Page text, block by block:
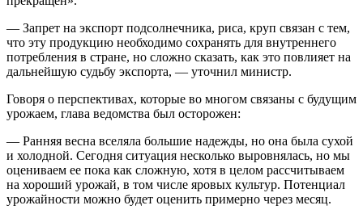
— Запрет на экспорт подсолнечника, риса, круп связан с тем,
что эту продукцию необходимо сохранять для внутреннего
потребления в стране, но сложно сказать, как это повлияет на
дальнейшую судьбу экспорта, — уточнил министр.
Говоря о перспективах, которые во многом связаны с будущим
урожаем, глава ведомства был осторожен:
— Ранняя весна вселяла большие надежды, но она была сухой
и холодной. Сегодня ситуация несколько выровнялась, но мы
оцениваем ее пока как сложную, хотя в целом рассчитываем
на хороший урожай, в том числе яровых культур. Потенциал
урожайности можно будет оценить примерно через месяц.